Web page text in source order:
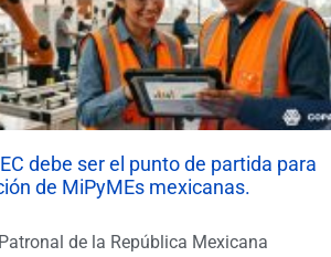
debe ser el punto de partida para
de MiPyMEs mexicanas.
de la República Mexicana